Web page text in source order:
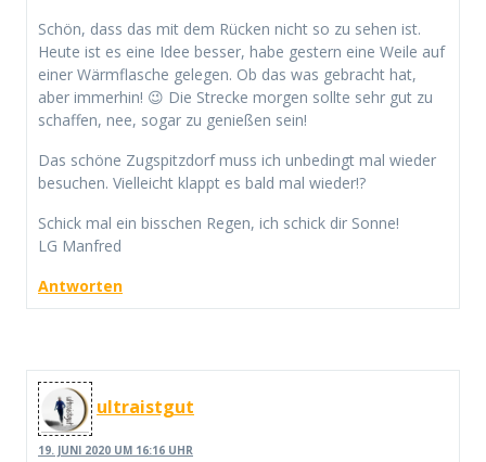
Schön, dass das mit dem Rücken nicht so zu sehen ist.
Heute ist es eine Idee besser, habe gestern eine Weile auf
einer Wärmflasche gelegen. Ob das was gebracht hat,
aber immerhin! 😉 Die Strecke morgen sollte sehr gut zu
schaffen, nee, sogar zu genießen sein!
Das schöne Zugspitzdorf muss ich unbedingt mal wieder
besuchen. Vielleicht klappt es bald mal wieder!?
Schick mal ein bisschen Regen, ich schick dir Sonne!
LG Manfred
Antworten
ultraistgut
19. JUNI 2020 UM 16:16 UHR